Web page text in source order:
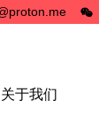
关于我们